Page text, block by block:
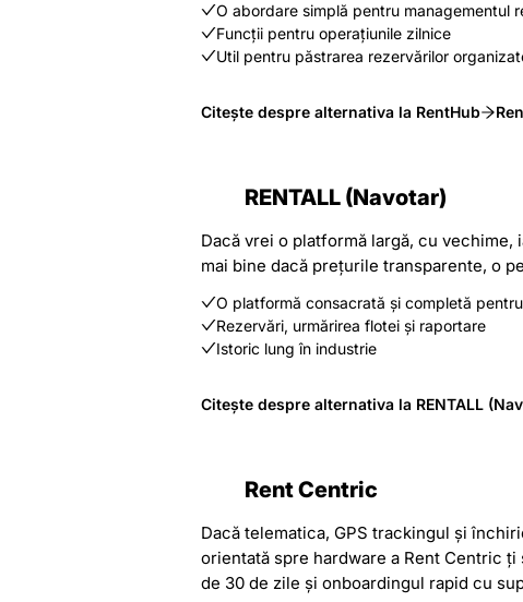
O abordare simplă pentru managementul
Funcții pentru operațiunile zilnice
Util pentru păstrarea rezervărilor
Citește despre alternativa la RentHub
RENTALL (Navotar)
Dacă vrei o platformă largă, cu
mai bine dacă prețurile transparente, o
O platformă consacrată și completă
Rezervări, urmărirea flotei și raportare
Istoric lung în industrie
Citește despre alternativa la RENTALL
Rent Centric
Dacă telematica, GPS trackingul și
orientată spre hardware a Rent Centric
de 30 de zile și onboardingul rapid cu